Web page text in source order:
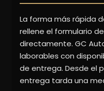
La forma más rápida
rellene el formulario
directamente. GC
laborables con
de entrega. Desde el
entrega tarda una